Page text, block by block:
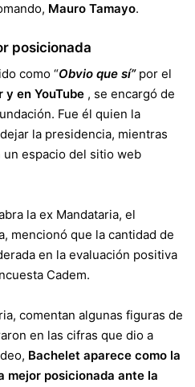
Mauro Tamayo.
posicionada
como “Obvio que sí” por el
en YouTube , se encargó de
Fue él quien la
la presidencia, mientras
espacio del sitio web
la ex Mandataria, el
mencionó que la cantidad de
en la evaluación positiva
Cadem.
comentan algunas figuras de
en las cifras que dio a
Bachelet aparece como la
mejor posicionada ante la